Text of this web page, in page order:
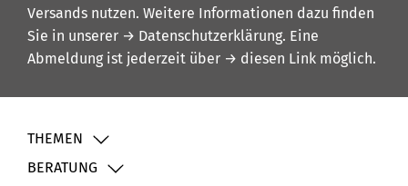
Versands nutzen. Weitere Informationen dazu finden
Sie in unserer → Datenschutzerklärung. Eine
Abmeldung ist jederzeit über → diesen Link möglich.
THEMEN
BERATUNG